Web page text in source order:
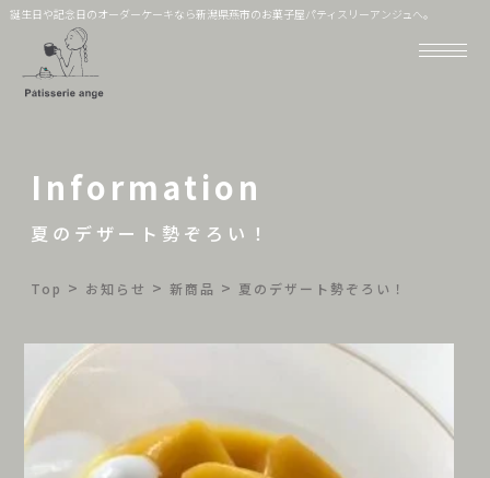
誕生日や記念日のオーダーケーキなら新潟県燕市のお菓子屋パティスリーアンジュへ。
Information
夏のデザート勢ぞろい！
Top > お知らせ >新商品 > 夏のデザート勢ぞろい！